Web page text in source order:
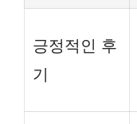
긍정적인 후
기